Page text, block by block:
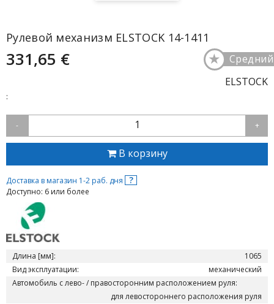
Рулевой механизм ELSTOCK 14-1411
331,65 € Средний
★
ELSTOCK
:
- 1 +
В корзину
Доставка в магазин 1-2 раб. дня ?
Доступно: 6 или более
Длина [мм]:
1065
Вид эксплуатации:
механический
Автомобиль с лево- / правосторонним расположением руля:
для левостороннего расположения руля